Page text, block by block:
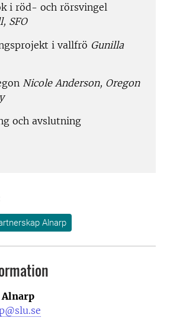
i röd- och rörsvingel
SFO
i vallfrö Gunilla
Nicole Anderson, Oregon
och avslutning
Alnarp
Alnarp